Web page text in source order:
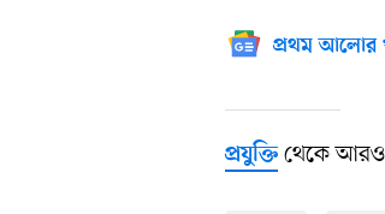
প্রথম আলোর
প্রযুক্তি থেকে